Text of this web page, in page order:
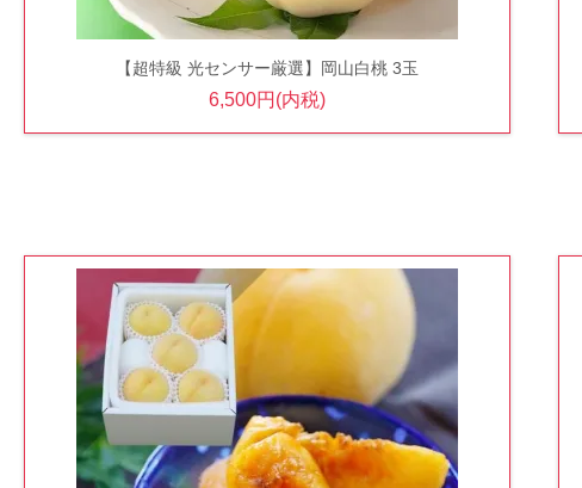
【超特級 光センサー厳選】岡山白桃 3玉
6,500円(内税)